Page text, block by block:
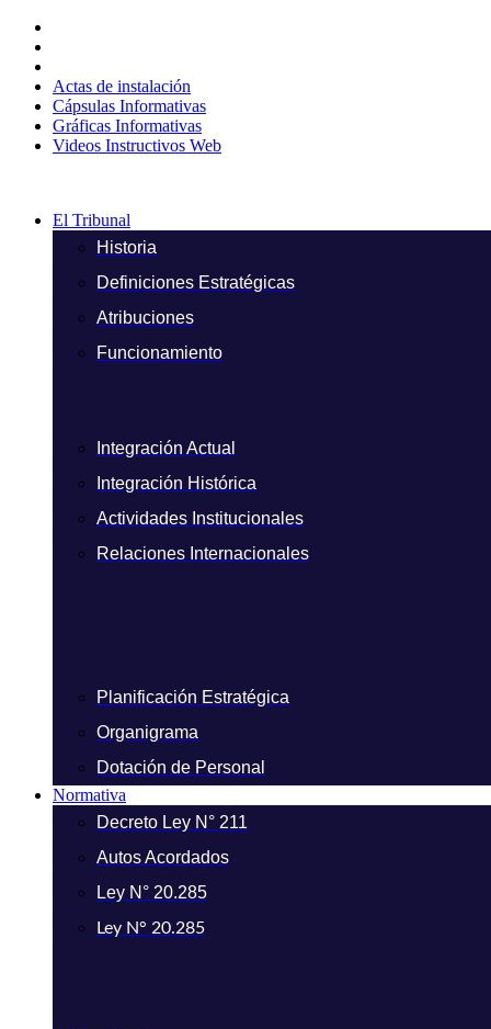
contenido
Actas de instalación
Cápsulas Informativas
Gráficas Informativas
Videos Instructivos Web
El Tribunal
Historia
Definiciones Estratégicas
Atribuciones
Funcionamiento
Integración Actual
Integración Histórica
Actividades Institucionales
Relaciones Internacionales
Planificación Estratégica
Organigrama
Dotación de Personal
Normativa
Decreto Ley N° 211
Autos Acordados
Ley N° 20.285
Ley N° 20.285